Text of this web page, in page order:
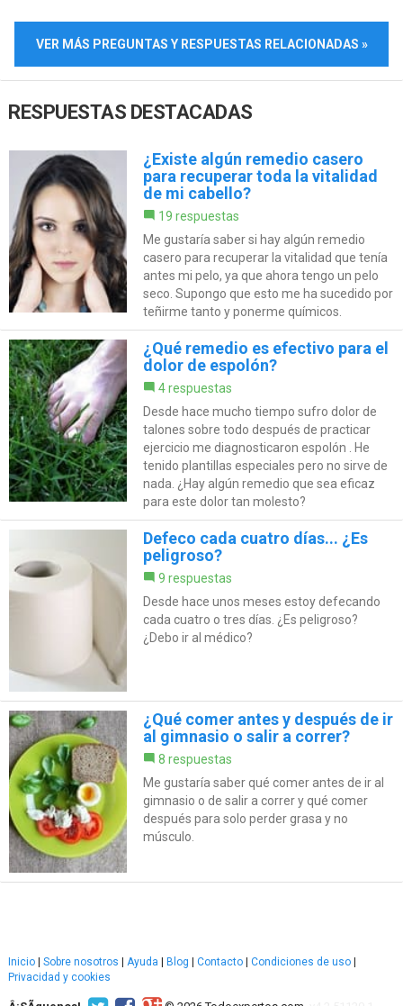
VER MÁS PREGUNTAS Y RESPUESTAS RELACIONADAS »
RESPUESTAS DESTACADAS
¿Existe algún remedio casero
para recuperar toda la vitalidad
de mi cabello?
19 respuestas
Me gustaría saber si hay algún remedio
casero para recuperar la vitalidad que tenía
antes mi pelo, ya que ahora tengo un pelo
seco. Supongo que esto me ha sucedido por
teñirme tanto y ponerme químicos.
¿Qué remedio es efectivo para el
dolor de espolón?
4 respuestas
Desde hace mucho tiempo sufro dolor de
talones sobre todo después de practicar
ejercicio me diagnosticaron espolón . He
tenido plantillas especiales pero no sirve de
nada. ¿Hay algún remedio que sea eficaz
para este dolor tan molesto?
Defeco cada cuatro días... ¿Es
peligroso?
9 respuestas
Desde hace unos meses estoy defecando
cada cuatro o tres días. ¿Es peligroso?
¿Debo ir al médico?
¿Qué comer antes y después de ir
al gimnasio o salir a correr?
8 respuestas
Me gustaría saber qué comer antes de ir al
gimnasio o de salir a correr y qué comer
después para solo perder grasa y no
músculo.
Inicio Sobre nosotros Ayuda Blog Contacto Condiciones de uso
Privacidad y cookies